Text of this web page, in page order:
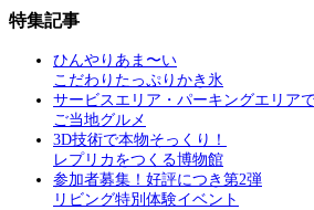
特集記事
ひんやりあま〜い
こだわりたっぷりかき氷
サービスエリア・パーキングエリア
ご当地グルメ
3D技術で本物そっくり！
レプリカをつくる博物館
参加者募集！好評につき第2弾
リビング特別体験イベント